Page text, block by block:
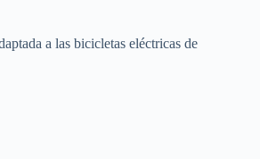
a las bicicletas eléctricas de